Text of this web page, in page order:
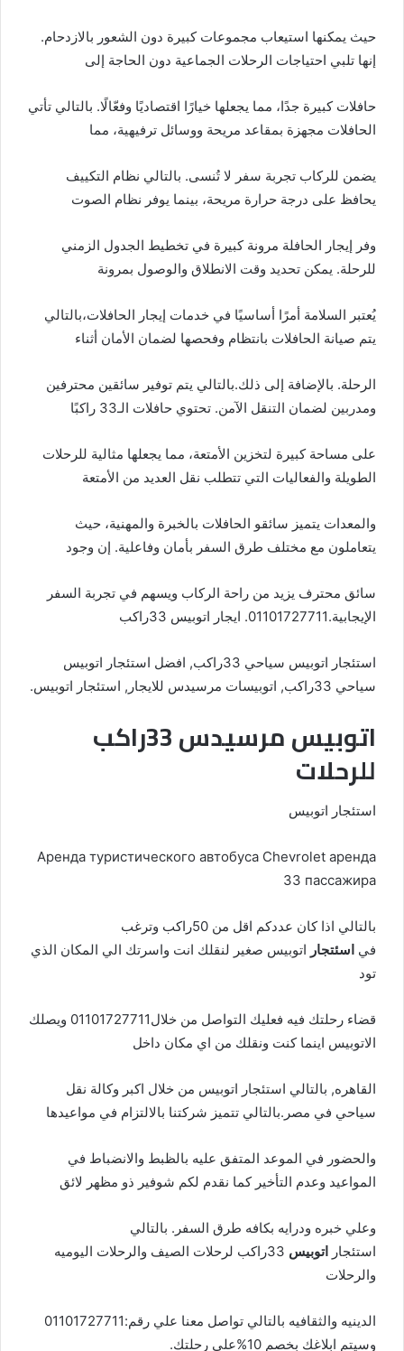
حيث يمكنها استيعاب مجموعات كبيرة دون الشعور بالازدحام.
إنها تلبي احتياجات الرحلات الجماعية دون الحاجة إلى
حافلات كبيرة جدًا، مما يجعلها خيارًا اقتصاديًا وفعّالًا. بالتالي تأتي
الحافلات مجهزة بمقاعد مريحة ووسائل ترفيهية، مما
يضمن للركاب تجربة سفر لا تُنسى. بالتالي نظام التكييف
يحافظ على درجة حرارة مريحة، بينما يوفر نظام الصوت
وفر إيجار الحافلة مرونة كبيرة في تخطيط الجدول الزمني
للرحلة. يمكن تحديد وقت الانطلاق والوصول بمرونة
يُعتبر السلامة أمرًا أساسيًا في خدمات إيجار الحافلات،بالتالي
يتم صيانة الحافلات بانتظام وفحصها لضمان الأمان أثناء
الرحلة. بالإضافة إلى ذلك.بالتالي يتم توفير سائقين محترفين
ومدربين لضمان التنقل الآمن. تحتوي حافلات الـ33 راكبًا
على مساحة كبيرة لتخزين الأمتعة، مما يجعلها مثالية للرحلات
الطويلة والفعاليات التي تتطلب نقل العديد من الأمتعة
والمعدات يتميز سائقو الحافلات بالخبرة والمهنية، حيث
يتعاملون مع مختلف طرق السفر بأمان وفاعلية. إن وجود
سائق محترف يزيد من راحة الركاب ويسهم في تجربة السفر
الإيجابية.01101727711. ايجار اتوبيس 33راكب
استئجار اتوبيس سياحي 33راكب, افضل استئجار اتوبيس
سياحي 33راكب, اتوبيسات مرسيدس للايجار, استئجار اتوبيس.
اتوبيس مرسيدس 33راكب
للرحلات
استئجار اتوبيس
Аренда туристического автобуса Chevrolet аренда
33 пассажира
بالتالي اذا كان عددكم اقل من 50راكب وترغب
في اسئتجار اتوبيس صغير لنقلك انت واسرتك الي المكان الذي
تود
قضاء رحلتك فيه فعليك التواصل من خلال01101727711 ويصلك
الاتوبيس اينما كنت ونقلك من اي مكان داخل
القاهره, بالتالي استئجار اتوبيس من خلال اكبر وكالة نقل
سياحي في مصر.بالتالي تتميز شركتنا بالالتزام في مواعيدها
والحضور في الموعد المتفق عليه بالظبط والانضباط في
المواعيد وعدم التأخير كما نقدم لكم شوفير ذو مظهر لائق
وعلي خبره ودرايه بكافه طرق السفر. بالتالي
استئجار اتوبيس
33راكب لرحلات الصيف والرحلات اليوميه
والرحلات
الدينيه والثقافيه بالتالي تواصل معنا علي رقم:01101727711
وسيتم ابلاغك بخصم 10%علي رحلتك.